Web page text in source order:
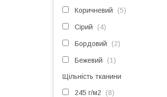
Коричневий 5
Сірий 4
Бордовий 2
Бежевий 1
Щільність тканини
245 г/м2 8